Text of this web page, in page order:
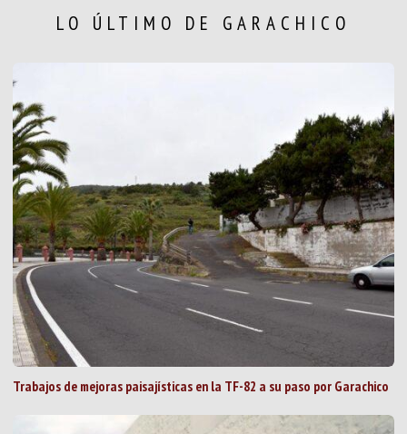
LO ÚLTIMO DE GARACHICO
Trabajos de mejoras paisajísticas en la TF-82 a su paso por Garachico